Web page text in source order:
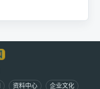
资料中心 企业文化